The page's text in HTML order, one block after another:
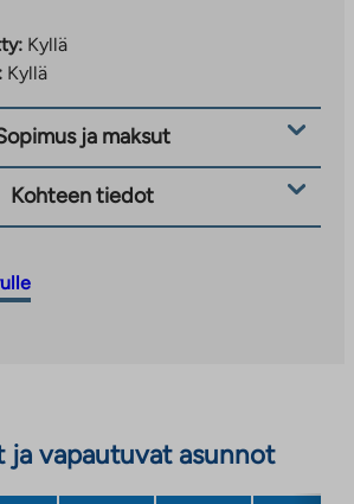
Kyllä
Kyllä
ja maksut
Kohteen tiedot
ja vapautuvat asunnot